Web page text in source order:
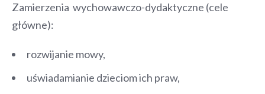
Zamierzenia wychowawczo-dydaktyczne (cele
główne):
rozwijanie mowy,
uświadamianie dzieciom ich praw,